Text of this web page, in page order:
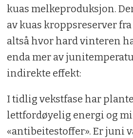
kuas melkeproduksjon.
av kuas kroppsreserver
altså hvor hard vinteren
enda mer av
indirekte effekt:
I tidlig vekstfase har
lettfordøyelig energi og
«antibeitestoffer». Er juni